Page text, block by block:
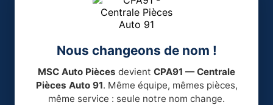
Nous changeons de nom !
MSC Auto Pièces devient CPA91 — Centrale
Pièces Auto 91. Même équipe, mêmes pièces,
même service : seule notre nom change.